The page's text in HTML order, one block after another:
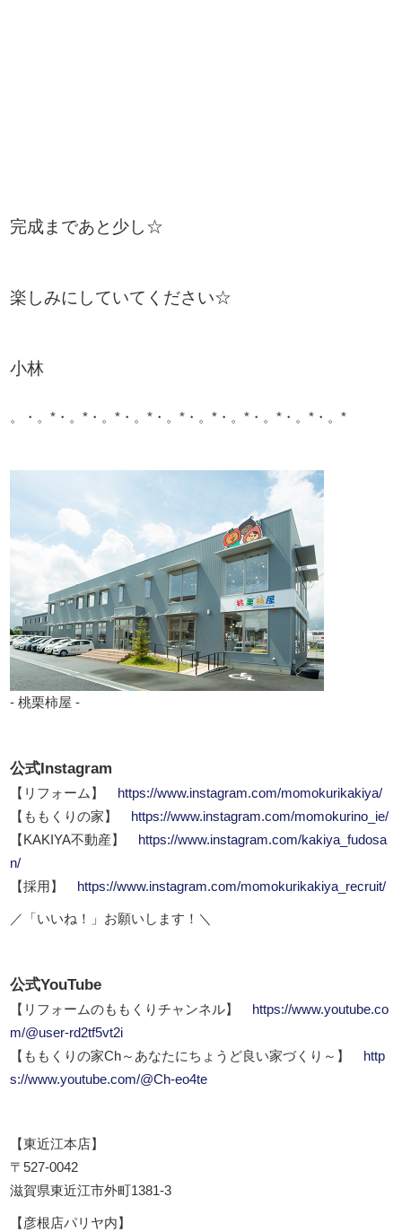
完成まであと少し☆
楽しみにしていてください☆
小林
。・。*・。*・。*・。*・。*・。*・。*・。*・。*・。*
- 桃栗柿屋 -
公式Instagram
【リフォーム】
https://www.instagram.com/momokurikakiya/
【ももくりの家】
https://www.instagram.com/momokurino_ie/
【KAKIYA不動産】
https://www.instagram.com/kakiya_fudosa
n/
【採用】
https://www.instagram.com/momokurikakiya_recruit/
／「いいね！」お願いします！＼
公式YouTube
【リフォームのももくりチャンネル】
https://www.youtube.co
m/@user-rd2tf5vt2i
【ももくりの家Ch～あなたにちょうど良い家づくり～】
http
s://www.youtube.com/@Ch-eo4te
【東近江本店】
〒527-0042
滋賀県東近江市外町1381-3
【彦根店パリヤ内】